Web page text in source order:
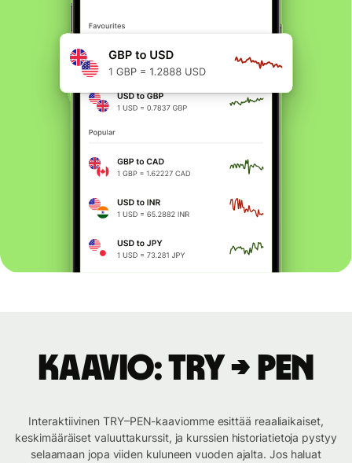
Kaavio: TRY → PEN
Interaktiivinen TRY–PEN-kaaviomme esittää reaaliaikaiset,
keskimääräiset valuuttakurssit, ja kurssien historiatietoja pystyy
selaamaan jopa viiden kuluneen vuoden ajalta. Jos haluat